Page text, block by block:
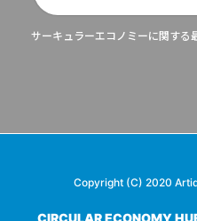
サーキュラーエコノミーに関する
Copyright (C) 2020
CIRCULAR ECONOMY